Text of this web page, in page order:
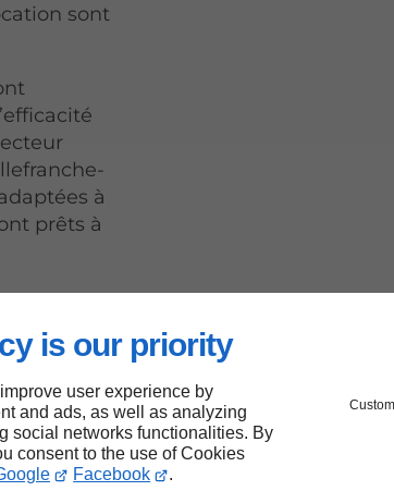
is our priority
user experience by
and ads, as well as analyzing
social networks functionalities. By
consent to the use of Cookies
Facebook .
sont
à
prêts à